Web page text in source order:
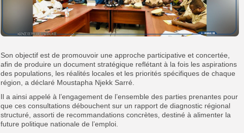
Son objectif est de promouvoir une approche participative et concertée,
afin de produire un document stratégique reflétant à la fois les aspirations
des populations, les réalités locales et les priorités spécifiques de chaque
région, a déclaré Moustapha Njekk Sarré.
Il a ainsi appelé à l’engagement de l’ensemble des parties prenantes pour
que ces consultations débouchent sur un rapport de diagnostic régional
structuré, assorti de recommandations concrètes, destiné à alimenter la
future politique nationale de l’emploi.